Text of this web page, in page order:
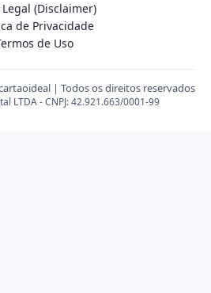
Legal (Disclaimer)
de Privacidade
de Uso
| Todos os direitos reservados
LTDA - CNPJ: 42.921.663/0001-99